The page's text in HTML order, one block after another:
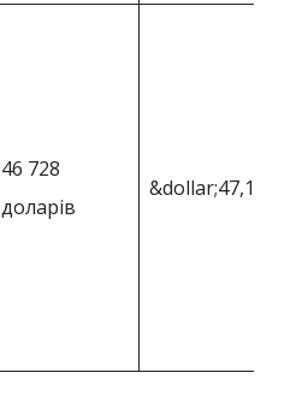
46 728
доларів
&dollar;47,171